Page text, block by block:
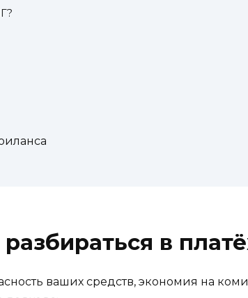
в
ваших средств, экономия на